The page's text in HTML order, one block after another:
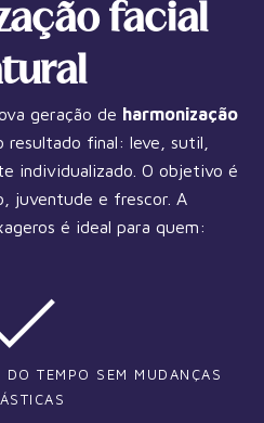
facial
geração de harmonização
resultado final: leve, sutil,
individualizado. O objetivo é
juventude e frescor. A
é ideal para quem:
DO TEMPO SEM MUDANÇAS